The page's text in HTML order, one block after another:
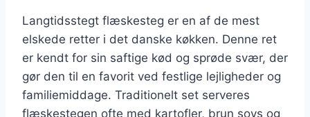
Langtidsstegt flæskesteg er en af de mest
elskede retter i det danske køkken. Denne ret
er kendt for sin saftige kød og sprøde svær, der
gør den til en favorit ved festlige lejligheder og
familiemiddage. Traditionelt set serveres
flæskestegen ofte med kartofler, brun sovs og